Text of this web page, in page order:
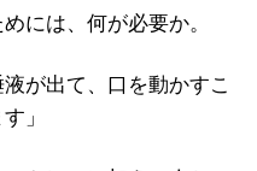
には、何が必要か。
が出て、口を動かすこ
」